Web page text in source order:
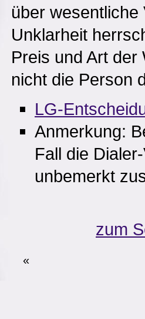
über
Unklarheit
Preis und Art der
nicht die Person
LG-
Anmerkung:
Fall die
unbemerkt
zum
«